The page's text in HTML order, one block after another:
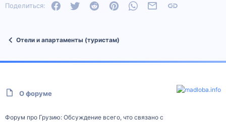
Поделиться: FacebookTwitter Reddit PinterestWhatsAppЭлектронная почта
Отели и апартаменты (туристам)
О форуме
Форум про Грузию: Обсуждение всего, что связано с